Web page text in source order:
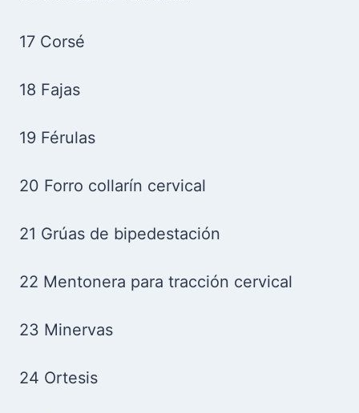
17 Corsé
18 Fajas
19 Férulas
20 Forro collarín cervical
21 Grúas de bipedestación
22 Mentonera para tracción cervical
23 Minervas
24 Ortesis